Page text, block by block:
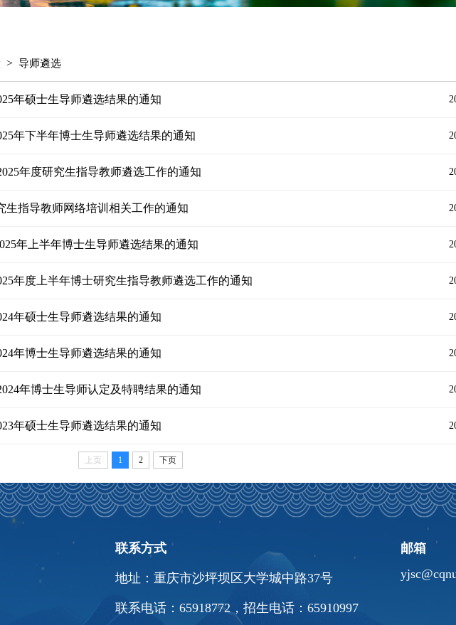
> 导师遴选
年硕士生导师遴选结果的通知
年下半年博士生导师遴选结果的通知
年度研究生指导教师遴选工作的通知
生指导教师网络培训相关工作的通知
年上半年博士生导师遴选结果的通知
年度上半年博士研究生指导教师遴选工作的通知
年硕士生导师遴选结果的通知
年博士生导师遴选结果的通知
年博士生导师认定及特聘结果的通知
年硕士生导师遴选结果的通知
上页 1 2 下页
联系方式
地址：重庆市沙坪坝区大学城中路37号
联系电话：65918772，招生电话：65910997
邮箱